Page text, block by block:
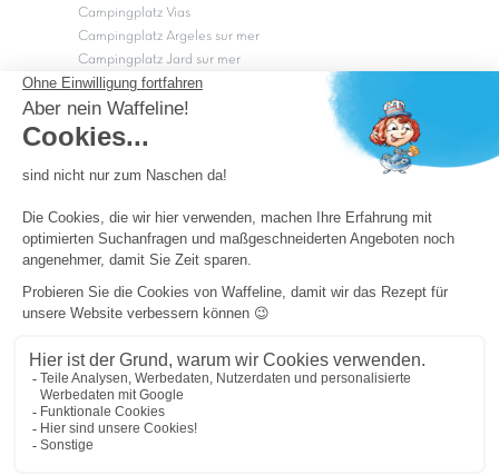
Campingplatz Vias
Campingplatz Argeles sur mer
Campingplatz Jard sur mer
Campingplatz Sarzeau
Campingplatz Fréjus
Campingplätze in Camargue
OK
Copyright Capfun 2026 ©
Camping-Pass
Impressum
Cookie-Einstellungen
Allgemeine Geschäftsbedingungen und Datenschutz
Sitemap